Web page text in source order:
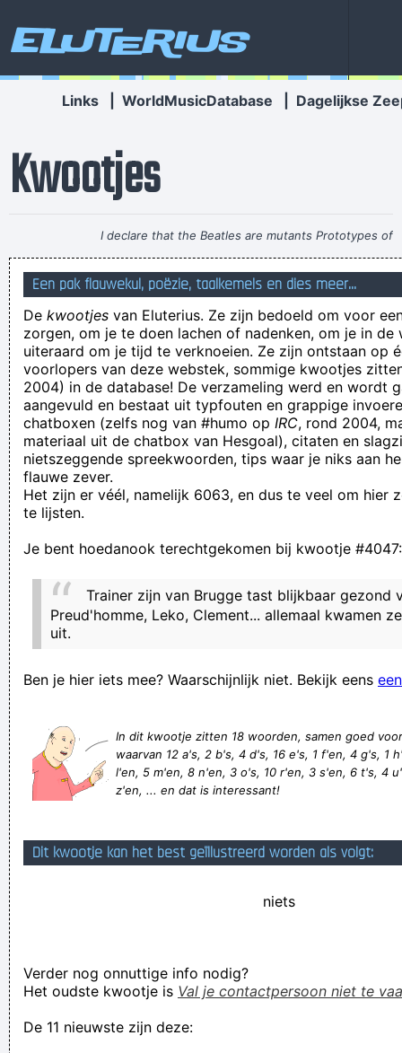
Eluterius
Links WorldMusicDatabase Dagelijkse
Kwootjes
I declare that the Beatles are mutants Prototypes of
evolutionary agents sent by God, endowed with a mysterious
power to create a new human species, a young race of
laughing freemen~ Timothy Leary
val iemand anders lastig,lastige lastigaard!
naar het schijnt dragen heroïneboertjes open sleffers
Duidelijk, Rudi!!!
Van je huwelijksreis overdoen word je ook niet vrolijk.
Waarom heb je da gedaan” Ja da weet ik ok nie
We are really happy having found your web site, it is really
everything I have been hoping for. The information here on
Zeg eens, Wii gamet er graag?
is dit normaal gedrag voor een minister van justitie? Ik vraag
het voor en clown die denkt dat da dus volstrekt normaal is.
langer gekend: een bende onvolwassen klungelaars die
veel gesticuleren.
houd je huwelijk mals, sla je vrouw van kop tot hals
kwaakt de kikker in het riet, gaat het regenen of niet
Verknoei je tijd op een nuttige manier!
Een pak flauwekul, poëzie, taalkemels en dies meer...
De kwootjes van Eluterius. Ze zijn bedoeld om voor
zorgen, om je te doen lachen of nadenken, om je in de
uiteraard om je tijd te verknoeien. Ze zijn ontstaan op
voorlopers van deze webstek, sommige kwootjes
2004) in de database! De verzameling werd en wordt
aangevuld en bestaat uit typfouten en grappige
chatboxen (zelfs nog van #humo op IRC, rond 2004,
materiaal uit de chatbox van Hesgoal), citaten en
nietszeggende spreekwoorden, tips waar je niks aan
flauwe zever.
Het zijn er véél, namelijk 6063, en dus te veel om hier
te lijsten.
Je bent hoedanook terechtgekomen bij kwootje #4047:
Trainer zijn van Brugge tast blijkbaar gezond
Preud'homme, Leko, Clement... allemaal kwamen
uit.
Ben je hier iets mee? Waarschijnlijk niet. Bekijk eens
In dit kwootje zitten 18 woorden, samen goed
waarvan 12 a's, 2 b's, 4 d's, 16 e's, 1 f'en, 4 g's, 1
l'en, 5 m'en, 8 n'en, 3 o's, 10 r'en, 3 s'en, 6 t's, 4
z'en, ... en dat is interessant!
Dit kwootje kan het best geïllustreerd worden als volgt:
niets
Verder nog onnuttige info nodig?
Het oudste kwootje is Val je contactpersoon niet te
De 11 nieuwste zijn deze: